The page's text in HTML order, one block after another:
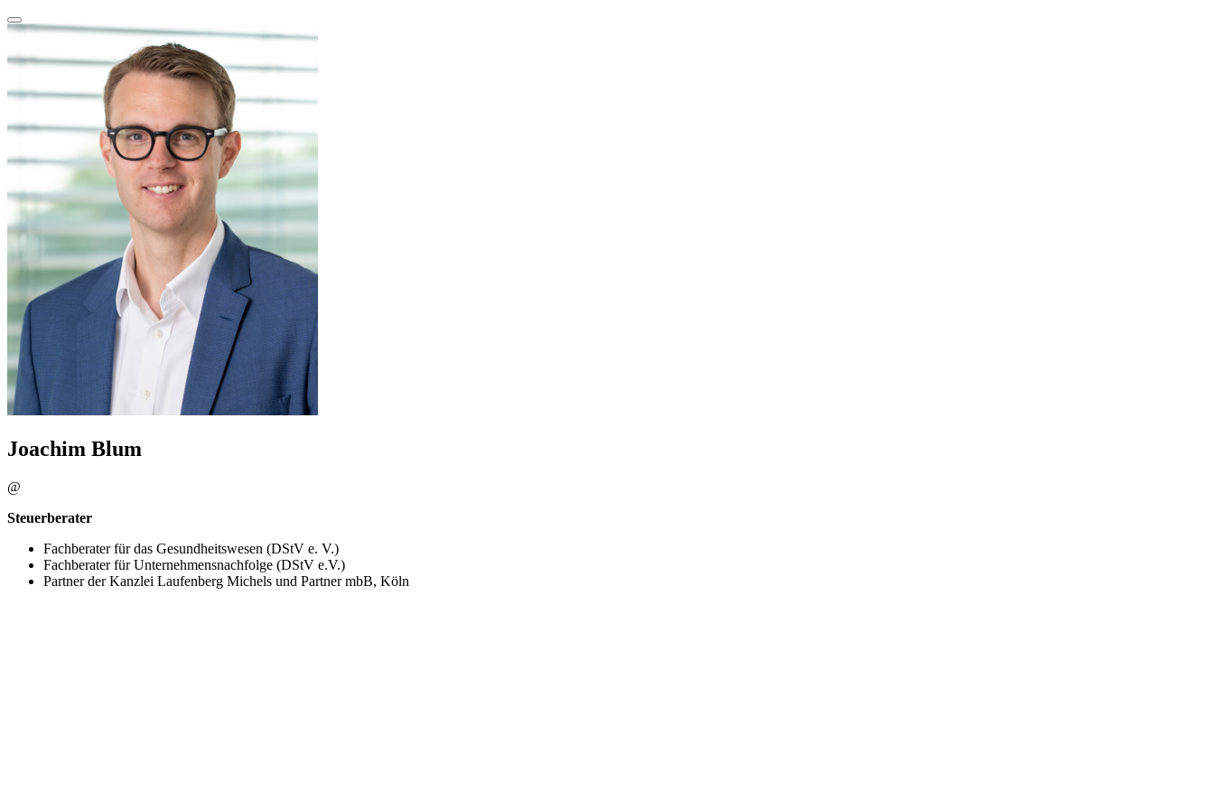
Joachim Blum
@
Steuerberater
Fachberater für das Gesundheitswesen (DStV e. V.)
Fachberater für Unternehmensnachfolge (DStV e.V.)
Partner der Kanzlei Laufenberg Michels und Partner mbB, Köln